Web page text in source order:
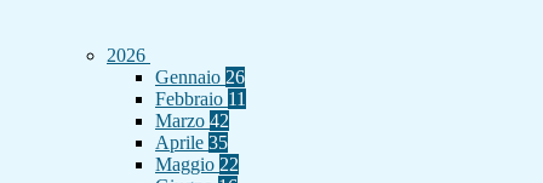
2026
Gennaio 26
Febbraio 11
Marzo 42
Aprile 35
Maggio 22